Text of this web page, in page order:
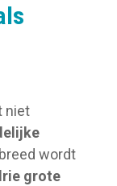
niet
wordt
grote